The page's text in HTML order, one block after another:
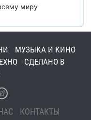
миру
МУЗЫКА И КИНО
СДЕЛАНО В
КОНТАКТЫ